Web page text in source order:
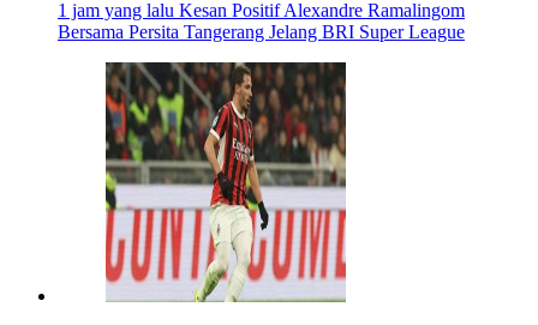
1 jam yang lalu Kesan Positif Alexandre Ramalingom
Bersama Persita Tangerang Jelang BRI Super League